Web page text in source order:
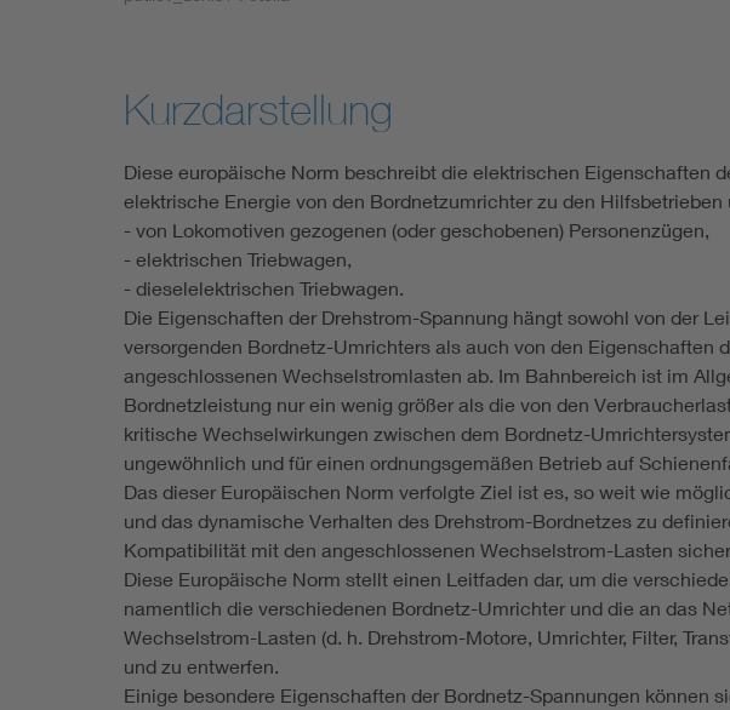
Living
Smart Cities
Kurzdarstellung
Diese europäische Norm beschreibt die elektrischen Eigenschaften
elektrische Energie von den Bordnetzumrichter zu den
- von Lokomotiven gezogenen (oder geschobenen) Personenzügen,
- elektrischen Triebwagen,
- dieselelektrischen Triebwagen.
Die Eigenschaften der Drehstrom-Spannung hängt sowohl von der
versorgenden Bordnetz-Umrichters als auch von den Eigenschaften
angeschlossenen Wechselstromlasten ab. Im Bahnbereich ist im
Bordnetzleistung nur ein wenig größer als die von den
kritische Wechselwirkungen zwischen dem Bordnetz-
ungewöhnlich und für einen ordnungsgemäßen Betrieb auf
Das dieser Europäischen Norm verfolgte Ziel ist es, so weit wie
und das dynamische Verhalten des Drehstrom-Bordnetzes zu
Kompatibilität mit den angeschlossenen Wechselstrom-Lasten
Diese Europäische Norm stellt einen Leitfaden dar, um die
namentlich die verschiedenen Bordnetz-Umrichter und die an das
Wechselstrom-Lasten (d. h. Drehstrom-Motore, Umrichter, Filter,
und zu entwerfen.
Einige besondere Eigenschaften der Bordnetz-Spannungen können